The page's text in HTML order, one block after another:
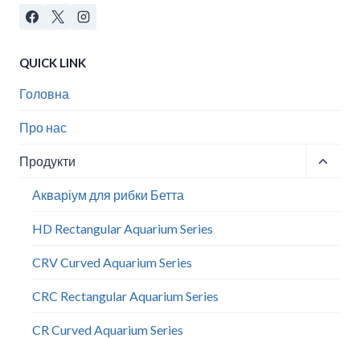
QUICK LINK
Головна
Про нас
Продукти
Акваріум для рибки Бетта
HD Rectangular Aquarium Series
CRV Curved Aquarium Series
CRC Rectangular Aquarium Series
CR Curved Aquarium Series